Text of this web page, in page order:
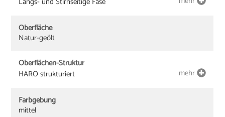
Oberfläche
Natur-geölt
Oberflächen-Struktur
HARO strukturiert
mehr
Farbgebung
mittel